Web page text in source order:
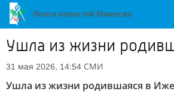
Ушла из жизни
31 мая 2026, 14:54 СМИ
Ушла из жизни родившаяся в